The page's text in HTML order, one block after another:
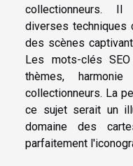
collectionneurs. Il
diverses techniques
des scènes
Les mots-clés
thèmes,
collectionneurs. La
ce sujet serait un
domaine des
parfaitement